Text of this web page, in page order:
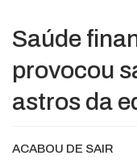
Saúde
provocou
astros da
ACABOU DE SAIR